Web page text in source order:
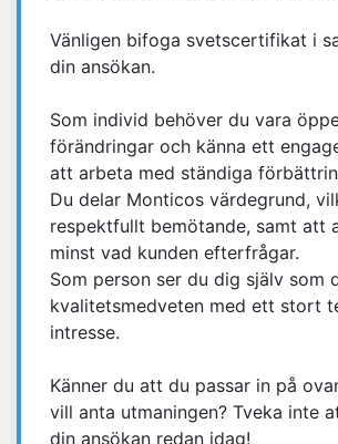
Vänligen bifoga svetscertifikat i
din ansökan.
Som individ behöver du vara
förändringar och känna ett
att arbeta med ständiga
Du delar Monticos värdegrund,
respektfullt bemötande, samt att
minst vad kunden efterfrågar.
Som person ser du dig själv som
kvalitetsmedveten med ett stort
intresse.
Känner du att du passar in på
vill anta utmaningen? Tveka inte
din ansökan redan idag!